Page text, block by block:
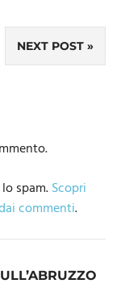
NEXT POST
spam.Scopri
commenti.